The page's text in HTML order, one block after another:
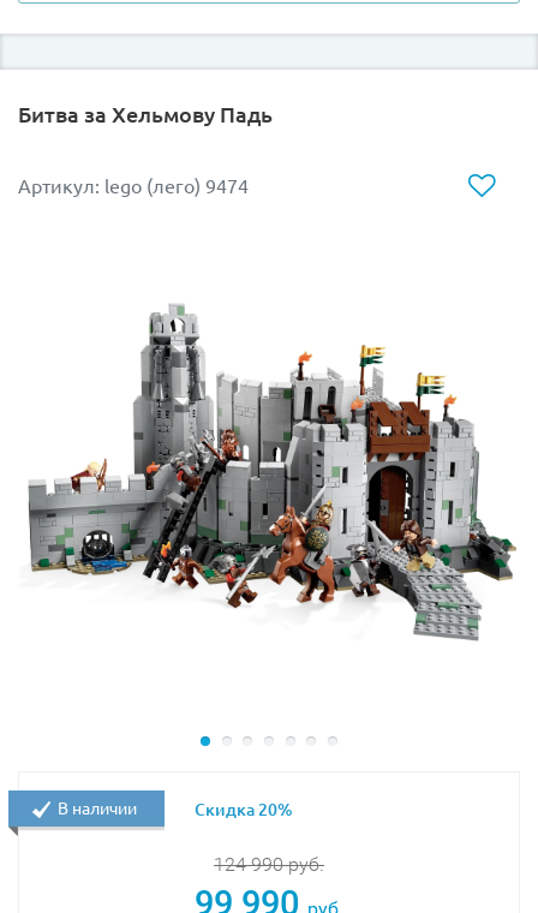
кабина, а на другом - три ионные пушки. Примерно в
расширяют боевые возможности корабля и придают
необычное свойство достигается благодаря сложной
системе гироскопов и позволяет пилоту вести огонь в
разных плоскостях. Вооружение корабля
представлено не только множеством ионных пушек,
но и лазерной установкой, расположенной под
Основными задачами истребителя B-Wing были
противостояние большим Имперским кораблям и
защита меньших истребителей повстанцев. Из
деталей набора Вы сможете собрать точную копию
истребителя, а, благодаря информационному стенду,
узнать его оригинальные размеры, максимальную
Размер модели в собранном виде составляет
Битва за Хельмову Падь
Артикул: lego (лего) 9474
124 990руб.
99 990 руб.
В наличии Скидка 20%